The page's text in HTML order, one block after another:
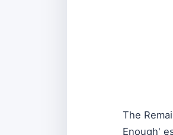
The
Enough'